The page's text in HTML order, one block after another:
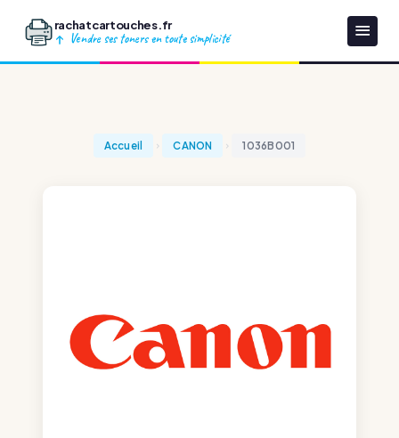
rachatcartouches.fr
Vendre ses toners en toute simplicité
Accueil CANON 1036B001